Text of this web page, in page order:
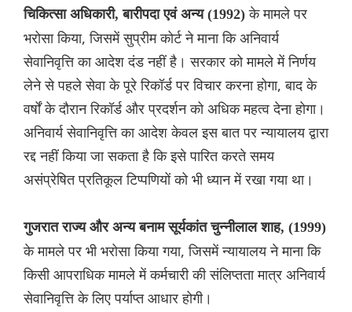
चिकित्सा अधिकारी, बारीपदा एवं अन्य (1992)के मामले पर
भरोसा किया, जिसमें सुप्रीम कोर्ट ने माना कि अनिवार्य
सेवानिवृत्ति का आदेश दंड नहीं है। सरकार को मामले में निर्णय
लेने से पहले सेवा के पूरे रिकॉर्ड पर विचार करना होगा, बाद के
वर्षों के दौरान रिकॉर्ड और प्रदर्शन को अधिक महत्व देना होगा।
अनिवार्य सेवानिवृत्ति का आदेश केवल इस बात पर न्यायालय द्वारा
रद्द नहीं किया जा सकता है कि इसे पारित करते समय
असंप्रेषित प्रतिकूल टिप्पणियों को भी ध्यान में रखा गया था।
गुजरात राज्य और अन्य बनाम सूर्यकांत चुन्नीलाल शाह, (1999)
के मामले पर भी भरोसा किया गया, जिसमें न्यायालय ने माना कि
किसी आपराधिक मामले में कर्मचारी की संलिप्तता मात्र अनिवार्य
सेवानिवृत्ति के लिए पर्याप्त आधार होगी।